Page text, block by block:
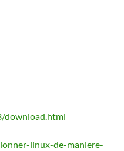
linux-de-maniere-